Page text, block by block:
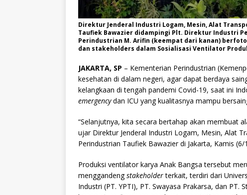
Direktur Jenderal Industri Logam, Mesin, Alat
Taufiek Bawazier didampingi Plt. Direktur Industri
Perindustrian M. Arifin (keempat dari kanan)
dan stakeholders dalam Sosialisasi Ventilator
JAKARTA, SP – Kementerian Perindustrian
kesehatan di dalam negeri, agar dapat berdaya
kelangkaan di tengah pandemi Covid-19, saat ini
emergencydan ICU yang kualitasnya mampu
“Selanjutnya, kita secara bertahap akan membuat
ujar Direktur Jenderal Industri Logam, Mesin, Alat
Perindustrian Taufiek Bawazier di Jakarta, Kamis (6/
Produksi ventilator karya Anak Bangsa tersebut
menggandengstakeholderterkait, terdiri dari
Industri (PT. YPTI), PT. Swayasa Prakarsa, dan